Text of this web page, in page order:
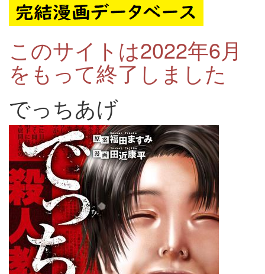
このサイトは2022年6月
をもって終了しました
でっちあげ